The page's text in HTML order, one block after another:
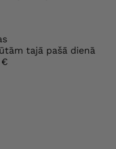
tajā pašā dienā
€